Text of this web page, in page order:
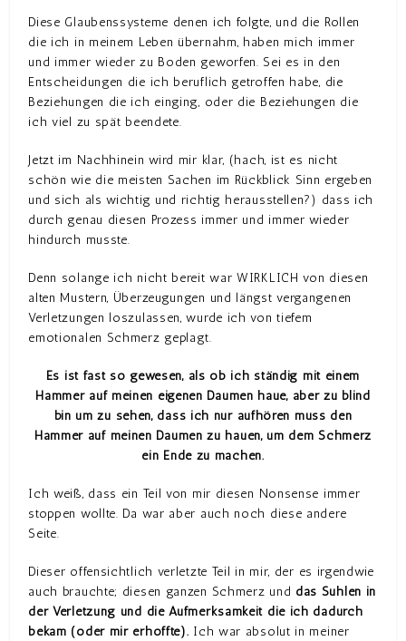
Diese Glaubenssysteme denen ich folgte, und die Rollen
die ich in meinem Leben übernahm, haben mich immer
und immer wieder zu Boden geworfen. Sei es in den
Entscheidungen die ich beruflich getroffen habe, die
Beziehungen die ich einging, oder die Beziehungen die
ich viel zu spät beendete.
Jetzt im Nachhinein wird mir klar, (hach, ist es nicht
schön wie die meisten Sachen im Rückblick Sinn ergeben
und sich als wichtig und richtig herausstellen?) dass ich
durch genau diesen Prozess immer und immer wieder
hindurch musste.
Denn solange ich nicht bereit war WIRKLICH von diesen
alten Mustern, Überzeugungen und längst vergangenen
Verletzungen loszulassen, wurde ich von tiefem
emotionalen Schmerz geplagt.
Es ist fast so gewesen, als ob ich ständig mit einem
Hammer auf meinen eigenen Daumen haue, aber zu blind
bin um zu sehen, dass ich nur aufhören muss den
Hammer auf meinen Daumen zu hauen, um dem Schmerz
ein Ende zu machen.
Ich weiß, dass ein Teil von mir diesen Nonsense immer
stoppen wollte. Da war aber auch noch diese andere
Seite.
Dieser offensichtlich verletzte Teil in mir, der es irgendwie
auch brauchte; diesen ganzen Schmerz und das Suhlen in
der Verletzung und die Aufmerksamkeit die ich dadurch
bekam (oder mir erhoffte). Ich war absolut in meiner